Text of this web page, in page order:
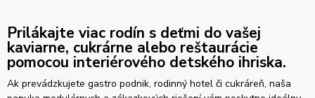
Prilákajte viac rodín s deťmi do vašej
kaviarne, cukrárne alebo reštaurácie
pomocou interiérového detského ihriska.
Ak prevádzkujete gastro podnik, rodinný hotel či cukráreň, naša